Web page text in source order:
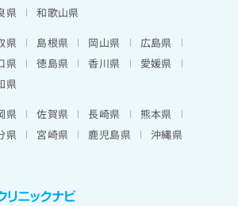
県
和歌山県
県 島根県 岡山県
広島県
県
徳島県 香川県
愛媛県
県
県 佐賀県 長崎県
熊本県
県
宮崎県 鹿児島県 沖縄県